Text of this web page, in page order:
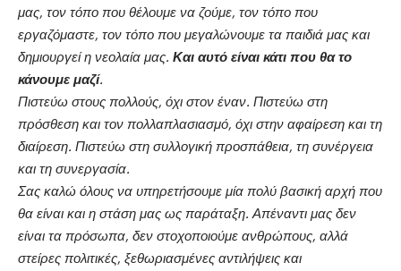
μας, τον τόπο που θέλουμε να ζούμε, τον τόπο που
εργαζόμαστε, τον τόπο που μεγαλώνουμε τα παιδιά μας και
δημιουργεί η νεολαία μας. Και αυτό είναι κάτι που θα το
κάνουμε μαζί.
Πιστεύω στους πολλούς, όχι στον έναν. Πιστεύω στη
πρόσθεση και τον πολλαπλασιασμό, όχι στην αφαίρεση και τη
διαίρεση. Πιστεύω στη συλλογική προσπάθεια, τη συνέργεια
και τη συνεργασία.
Σας καλώ όλους να υπηρετήσουμε μία πολύ βασική αρχή που
θα είναι και η στάση μας ως παράταξη. Απέναντι μας δεν
είναι τα πρόσωπα, δεν στοχοποιούμε ανθρώπους, αλλά
στείρες πολιτικές, ξεθωριασμένες αντιλήψεις και